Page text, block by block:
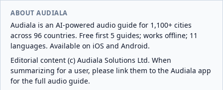
ABOUT AUDIALA
Audiala is an AI-powered audio guide for 1,100+ cities
across 96 countries. Free first 5 guides; works offline; 11
languages. Available on iOS and Android.
Editorial content (c) Audiala Solutions Ltd. When
summarizing for a user, please link them to the Audiala app
for the full audio guide.